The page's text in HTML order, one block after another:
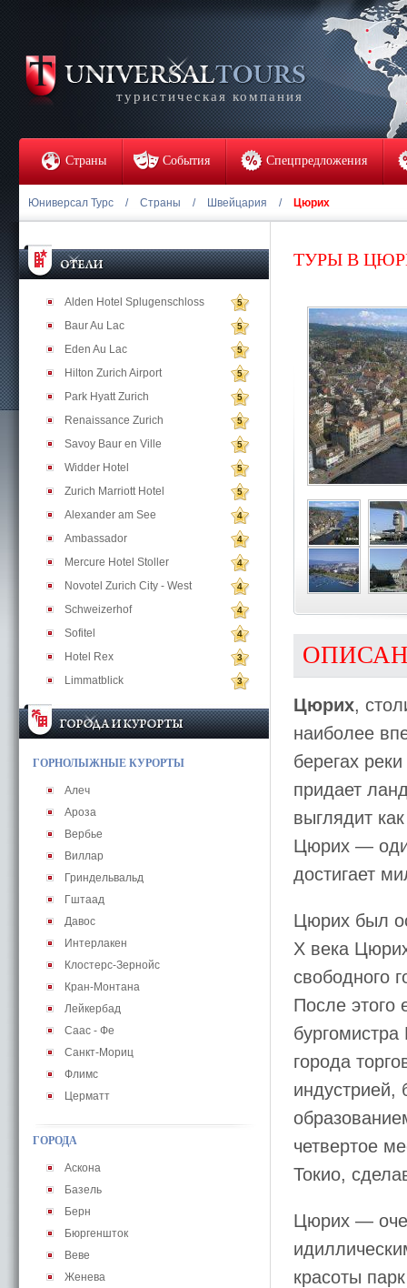
туристическая компания
Страны События Спецпредложения
Юниверсал Турс / Страны / Швейцария / Цюрих
Alden Hotel Splugenschloss 5
Baur Au Lac 5
Eden Au Lac 5
Hilton Zurich Airport 5
Park Hyatt Zurich 5
Renaissance Zurich 5
Savoy Baur en Ville 5
Widder Hotel 5
Zurich Marriott Hotel 5
Alexander am See 4
Ambassador 4
Mercure Hotel Stoller 4
Novotel Zurich City - West 4
Schweizerhof 4
Sofitel 4
Hotel Rex 3
Limmatblick 3
ГОРНОЛЫЖНЫЕ КУРОРТЫ
Алеч
Ароза
Вербье
Виллар
Гриндельвальд
Гштаад
Давос
Интерлакен
Клостерс-Зернойс
Кран-Монтана
Лейкербад
Саас - Фе
Санкт-Мориц
Флимс
Церматт
ГОРОДА
Аскона
Базель
Берн
Бюргеншток
Веве
Женева
ТУРЫ В
Цюрих,
наиболее
берегах
придает
выглядит
Цюрих —
достигает
Цюрих был
X века
свободного
После этого
города
индустрией,
четвертое
Токио,
Цюрих —
красоты